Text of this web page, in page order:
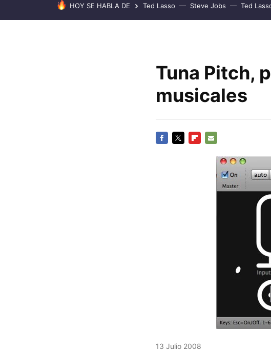
HOY SE HABLA DE Ted Lasso Steve Jobs Ted
Tuna Pitch,
musicales
MAIL
13 Julio 2008